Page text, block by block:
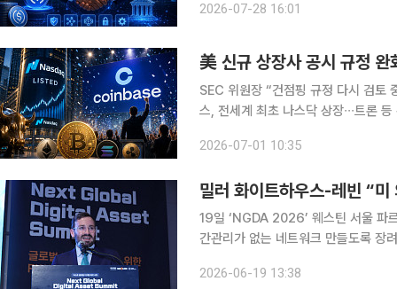
IBM으로부터 블록체인 특허 포트폴
2026-07-28 16:01
美 신규 상장사 공시 규정
SEC 위원장 “건점핑 규정 다시 검토
스, 전세계 최초 나스닥 상장∙∙∙트론
2026-07-01 10:35
19일 ‘NGDA 2026’ 웨스틴 서울 파
간관리가 없는 네트워크 만들도록 장려 목표” 미국 가상자산 시장 구조를 정비하
가상자산에 대한 제도적 불확실성이
2026-06-19 13:38